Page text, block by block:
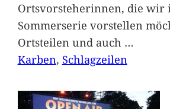
Ortsvorsteherinnen, die wir
Sommerserie vorstellen
Ortsteilen und auch …
Karben, Schlagzeilen